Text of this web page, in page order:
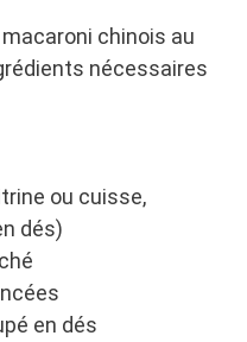
chinois au
nécessaires
ou cuisse,
dés)
en dés